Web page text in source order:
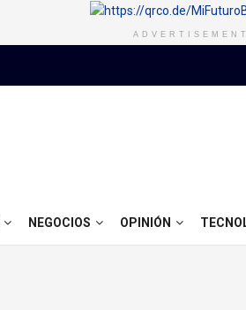
ADVERTISEMENT
NEGOCIOS OPINIÓN